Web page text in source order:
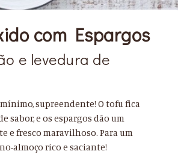
com Espargos
e levedura de
supreendente! O tofu fica
sabor, e os espargos dão um
e fresco maravilhoso. Para um
almoço rico e saciante!